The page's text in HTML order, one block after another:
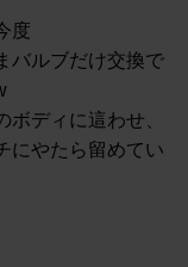
度
バルブだけ交換で
ディに這わせ、
にやたら留めてい